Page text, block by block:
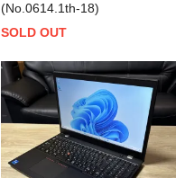
(No.0614.1th-18)
SOLD OUT